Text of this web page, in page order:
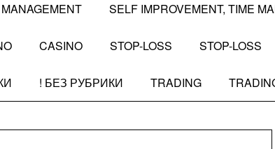
SELF IMPROVEMENT, TIME
CASINO STOP-LOSS STOP-LOSS
! БЕЗ РУБРИКИ TRADING